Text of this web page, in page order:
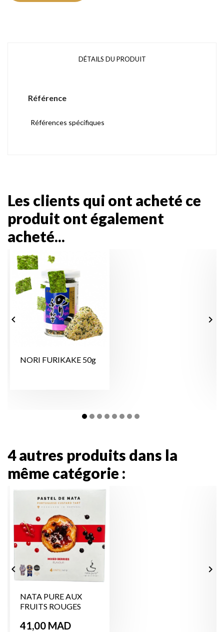
DÉTAILS DU PRODUIT
Référence
Références spécifiques
Les clients qui ont acheté ce
produit ont également
acheté...
NORI FURIKAKE 50g
 
4 autres produits dans la
même catégorie :
NATA PURE AUX
FRUITS ROUGES
Prix
41,00 MAD
 